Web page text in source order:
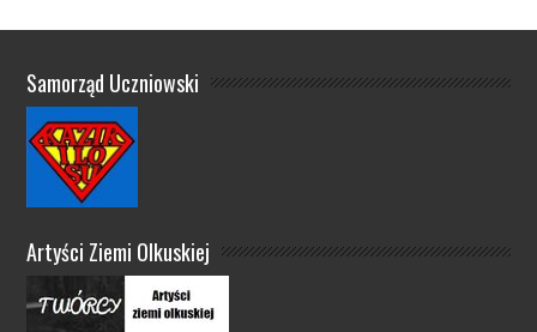
Samorząd Uczniowski
Artyści Ziemi Olkuskiej